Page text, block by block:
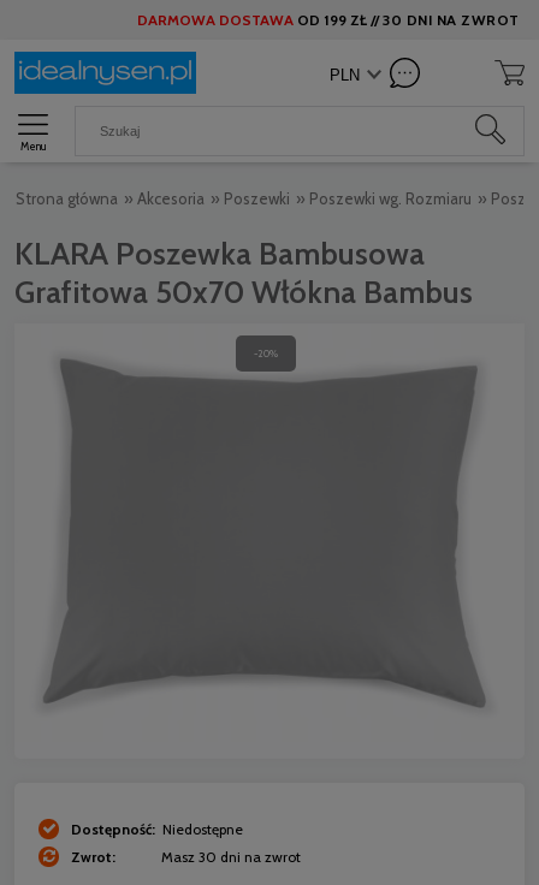
DARMOWA DOSTAWAOD199 ZŁ // 30 DNI NA ZWROT
Menu
Strona główna » Akcesoria » Poszewki » Poszewki wg. Rozmiaru »
KLARA Poszewka Bambusowa
Grafitowa 50x70 Włókna Bambus
-20%
Dostępność: Niedostępne
Zwrot:
Masz 30 dni na zwrot